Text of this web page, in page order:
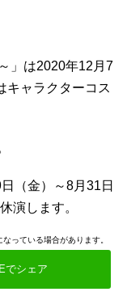
」は2020年12月7
キャラクターコス
（金）～8月31日
演します。
っている場合があります。
でシェア